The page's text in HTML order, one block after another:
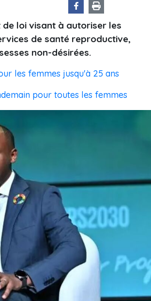
loi visant à autoriser les
de santé reproductive,
non-désirées.
les femmes jusqu'à 25 ans
pour toutes les femmes